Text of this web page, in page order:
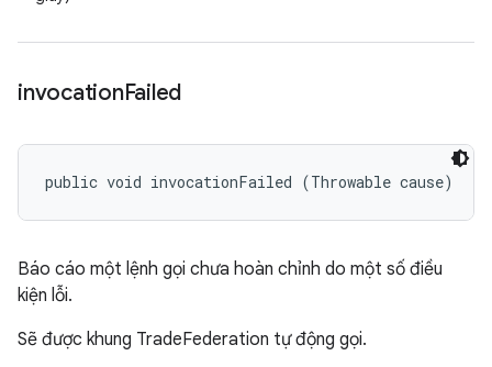
invocationFailed
public void invocationFailed (Throwable cause)
Báo cáo một lệnh gọi chưa hoàn chỉnh do một số điều
kiện lỗi.
Sẽ được khung TradeFederation tự động gọi.